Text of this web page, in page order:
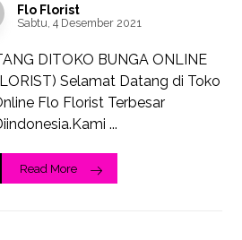
Flo Florist
Sabtu, 4 Desember 2021
DITOKO BUNGA ONLINE
Selamat Datang di Toko
Flo Florist Terbesar
...
Read More